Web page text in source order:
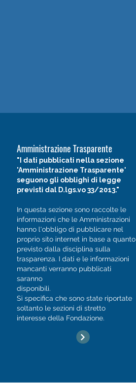
Amministrazione Trasparente
"I dati pubblicati nella sezione
'Amministrazione Trasparente'
seguono gli obblighi di legge
previsti dal D.lgs.vo 33/2013."
In questa sezione sono raccolte le
informazioni che le Amministrazioni
hanno l'obbligo di pubblicare nel
proprio sito internet in base a quanto
previsto dalla disciplina sulla
trasparenza. I dati e le informazioni
mancanti verranno pubblicati
saranno
disponibili.
Si specifica che sono state riportate
soltanto le sezioni di stretto
interesse della Fondazione.​